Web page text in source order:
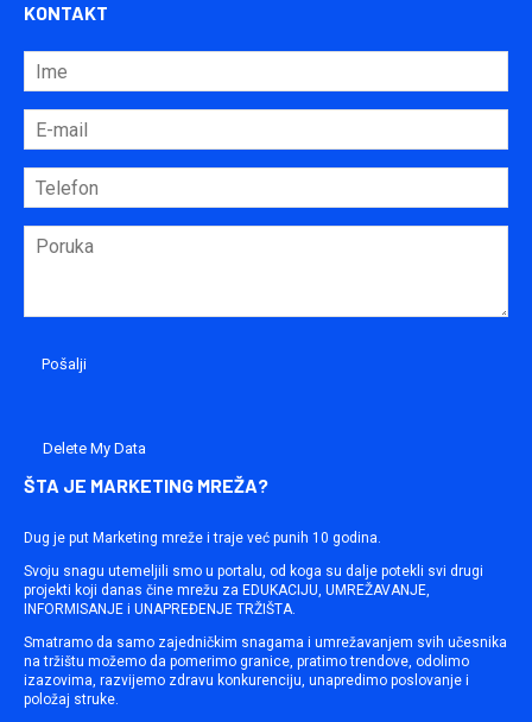
KONTAKT
Delete My Data
ŠTA JE MARKETING MREŽA?
Dug je put Marketing mreže i traje već punih 10 godina.
Svoju snagu utemeljili smo u portalu, od koga su dalje potekli svi drugi
projekti koji danas čine mrežu za EDUKACIJU, UMREŽAVANJE,
INFORMISANJE i UNAPREĐENJE TRŽIŠTA.
Smatramo da samo zajedničkim snagama i umrežavanjem svih učesnika
na tržištu možemo da pomerimo granice, pratimo trendove, odolimo
izazovima, razvijemo zdravu konkurenciju, unapredimo poslovanje i
položaj struke.